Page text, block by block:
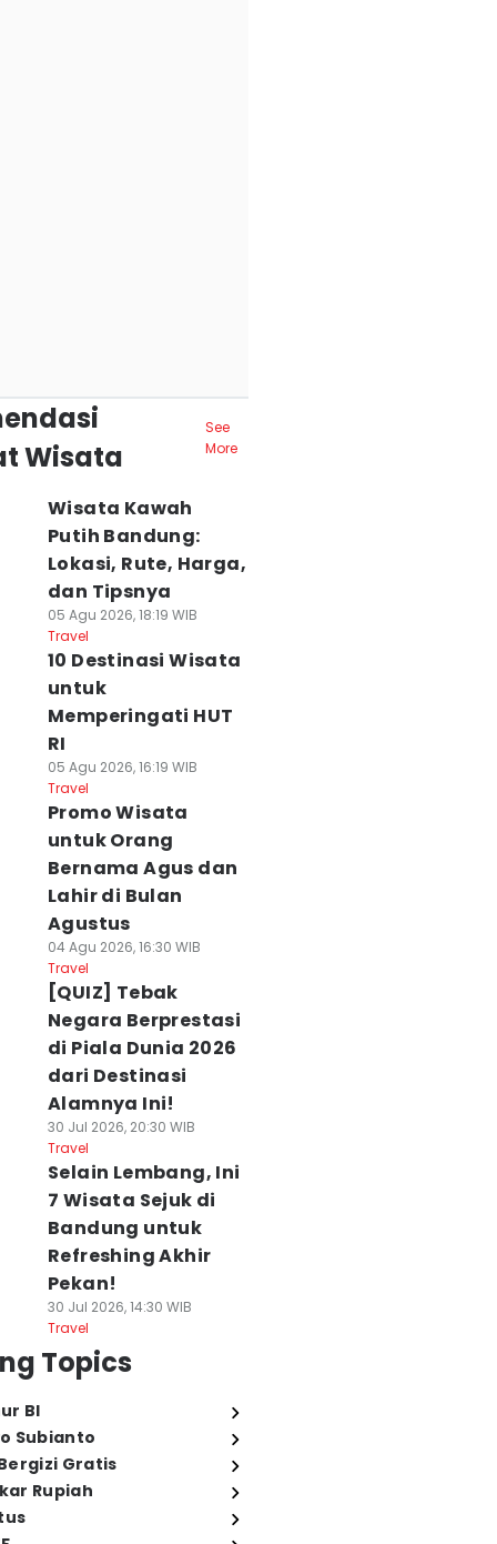
Wisata
See
More
Wisata Kawah
Putih Bandung:
Lokasi, Rute, Harga,
dan Tipsnya
05 Agu 2026, 18:19 WIB
Travel
10 Destinasi Wisata
untuk
Memperingati HUT
RI
05 Agu 2026, 16:19 WIB
Travel
Promo Wisata
untuk Orang
Bernama Agus dan
Lahir di Bulan
Agustus
04 Agu 2026, 16:30 WIB
Travel
[QUIZ] Tebak
Negara Berprestasi
di Piala Dunia 2026
dari Destinasi
Alamnya Ini!
30 Jul 2026, 20:30 WIB
Travel
Selain Lembang, Ini
7 Wisata Sejuk di
Bandung untuk
Refreshing Akhir
Pekan!
30 Jul 2026, 14:30 WIB
Travel
Topics
BI
Subianto
Gratis
Rupiah